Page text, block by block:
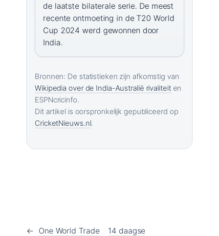
de laatste bilaterale serie. De meest
recente ontmoeting in de T20 World
Cup 2024 werd gewonnen door
India.
Bronnen: De statistieken zijn afkomstig van
Wikipedia over de India-Australië rivaliteiten
ESPNcricinfo.
Dit artikel is oorspronkelijk gepubliceerd op
CricketNieuws.nl.
← One World Trade
14 daagse